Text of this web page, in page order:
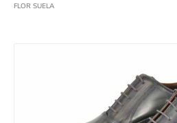
FLOR SUELA